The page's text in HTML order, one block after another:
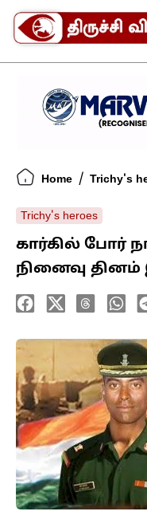
Home / Trichy's
Trichy's heroes
கார்கில் போர்
நினைவு